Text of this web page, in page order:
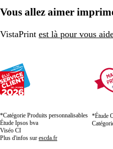
la
Vous allez aimer
VistaPrint est là pour vous
*Catégorie Produits personnalisables
Étude Ipsos bva
Viséo CI
Plus d'infos sur escda.fr
*Étude